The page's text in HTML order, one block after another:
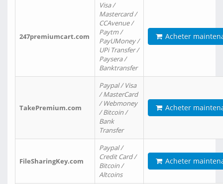
247premiumcart.com
Visa /
Mastercard /
CCAvenue /
Paytm /
PayUMoney /
UPi Transfer /
Paysera /
Banktransfer
Acheter
TakePremium.com
Paypal / Visa
/ MasterCard
/ Webmoney
/ Bitcoin /
Bank
Transfer
Acheter
FileSharingKey.com
Paypal /
Credit Card /
Bitcoin /
Altcoins
Acheter